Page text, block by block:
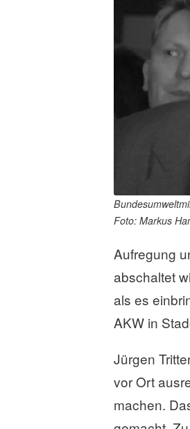
Foto: Markus
Aufregung
abschaltet
als es
AKW in
Jürgen
vor Ort
machen.